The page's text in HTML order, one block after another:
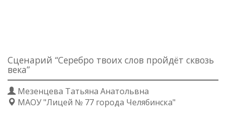
Сценарий “Серебро твоих слов пройдёт сквозь
века”
Мезенцева Татьяна Анатольвна
МАОУ "Лицей № 77 города Челябинска"